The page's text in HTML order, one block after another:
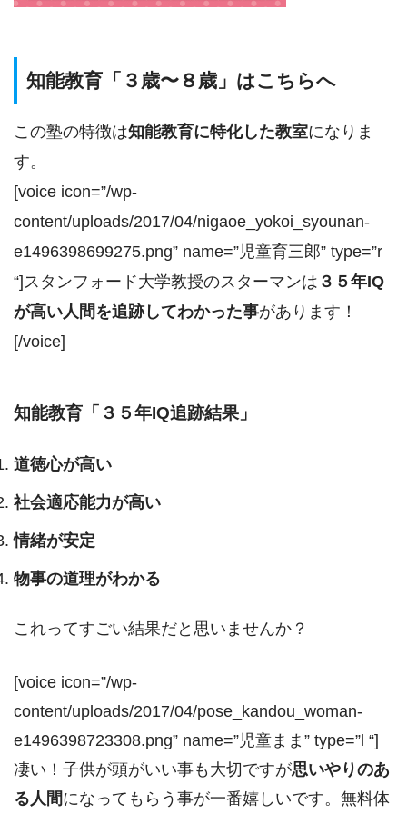
知能教育「３歳〜８歳」はこちらへ
この塾の特徴は知能教育に特化した教室になりま
す。
[voice icon=”/wp-
content/uploads/2017/04/nigaoe_yokoi_syounan-
e1496398699275.png” name=”児童育三郎” type=”r
“]スタンフォード大学教授のスターマンは ３５年IQ
が高い人間を追跡してわかった事があります！
[/voice]
知能教育「３５年IQ追跡結果」
道徳心が高い
社会適応能力が高い
情緒が安定
物事の道理がわかる
これってすごい結果だと思いませんか？
[voice icon=”/wp-
content/uploads/2017/04/pose_kandou_woman-
e1496398723308.png” name=”児童まま” type=”l “]
凄い！子供が頭がいい事も大切ですが思いやりのあ
る人間になってもらう事が一番嬉しいです。無料体